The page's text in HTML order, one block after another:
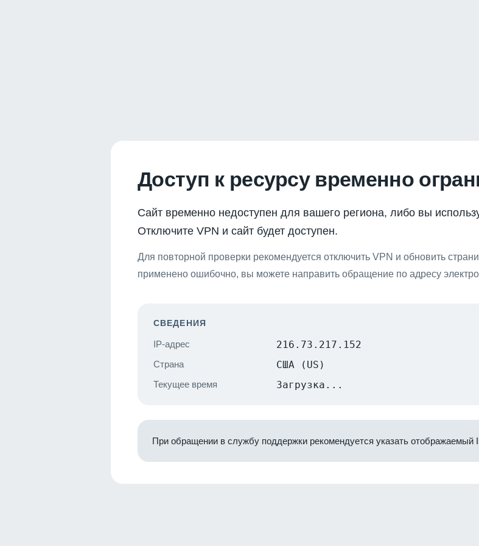
Доступ к ресурсу временно
Сайт временно недоступен для вашего региона, либо вы
Отключите VPN и сайт будет доступен.
Для повторной проверки рекомендуется отключить VPN и обновить
применено ошибочно, вы можете направить обращение по адресу
СВЕДЕНИЯ
IP-адрес 216.73.217.152
Страна США (US)
Текущее время Загрузка...
При обращении в службу поддержки рекомендуется указать отображаемый